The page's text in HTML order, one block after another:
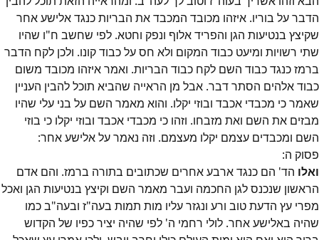
הדבר על בוריו. איזהו מכובד המכבד את הבריות כנגד אלישע אחר
שקיצץ בנטיעות הגן והפריד אלוף ונפק וחטא. לפי שחשב ח"ו שהיו
שתי רשויות ומיעט כבוד המקום ולא חס על כבוד קונו. ולכן לקח הדבר
ברמז כנגד כבוד השם לקח כבוד הבריות. ואמר איזהו מכובד משום
כבוד אלהים הסתר דבר. אבל מן הראייה שהביא תוכל להבין העניין
שאמר כי מכבדי אכבד ובוזי יקלו. והוא מאמר השם על בני עלי שהיו
מבזים את השם ואת מזבחו. וזהו כי מכבדי אכבד ובוזי יקלו כי בוזי
השם ומכבדים עצמם יקלו מעצמם. וזה נאמר על אלישע אחר:
פסוק ה:
ואלו הד' הם כנגד ארבע אחרים שכתובים בתורה ברמז. והם אדם
הראשון שנכנס לגן החכמה ועבר מאמר השם וקיצץ בנטיעות הגן ואכל
מפרי עץ הדעת טוב ורע ונגזר עליו מות תמות בעה"ז ובעה"ב כמו
שהיה באלישע אחר. לולי רחמי ה' לפי שהיה יציר כפיו של הקדוש